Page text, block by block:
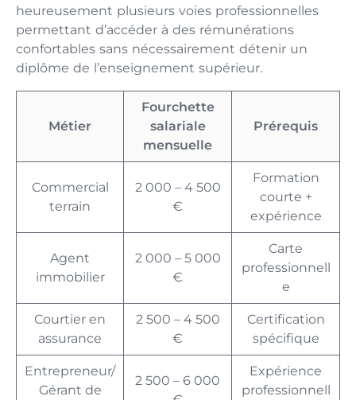
heureusement plusieurs voies professionnelles
permettant d’accéder à des rémunérations
confortables sans nécessairement détenir un
diplôme de l’enseignement supérieur.
Métier
Fourchette
salariale
mensuelle
Prérequis
Commercial
terrain
2 000 – 4 500
€
Formation
courte +
expérience
Agent
immobilier
2 000 – 5 000
€
Carte
professionnell
e
Courtier en
assurance
2 500 – 4 500
€
Certification
spécifique
Entrepreneur/
Gérant de
2 500 – 6 000
Expérience
professionnell